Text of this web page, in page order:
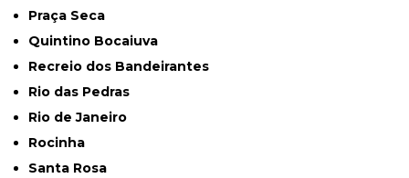
Praça Seca
Quintino Bocaiuva
Recreio dos Bandeirantes
Rio das Pedras
Rio de Janeiro
Rocinha
Santa Rosa